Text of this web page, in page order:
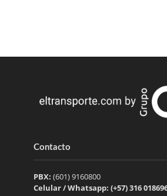
Contacto
PBX: (601) 9160800
Celular / Whatsapp: (+57) 316